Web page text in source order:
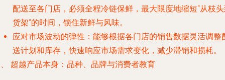
配送至各门店，必须全程冷链保鲜，最大限度地缩短“从枝
货架”的时间，锁住新鲜与风味。
应对市场波动的弹性 ：能够根据各门店的销售数据灵活调整
送计划和库存，快速响应市场需求变化，减少滞销和损耗。
超越产品本身：品种、品牌与消费者教育